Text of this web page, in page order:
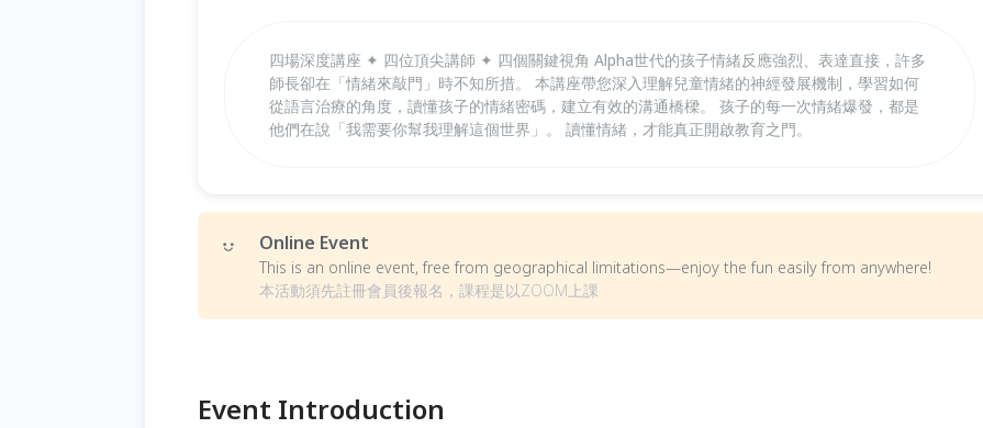
四場深度講座 ✦ 四位頂尖講師 ✦ 四個關鍵視角 Alpha世代的孩子情緒反應強烈、表達直接，許多
師長卻在「情緒來敲門」時不知所措。 本講座帶您深入理解兒童情緒的神經發展機制，學習如何
從語言治療的角度，讀懂孩子的情緒密碼，建立有效的溝通橋樑。 孩子的每一次情緒爆發，都是
他們在說「我需要你幫我理解這個世界」。 讀懂情緒，才能真正開啟教育之門。
Online Event
This is an online event, free from geographical limitations—enjoy the fun easily from anywhere!
本活動須先註冊會員後報名，課程是以ZOOM上課
Event Introduction